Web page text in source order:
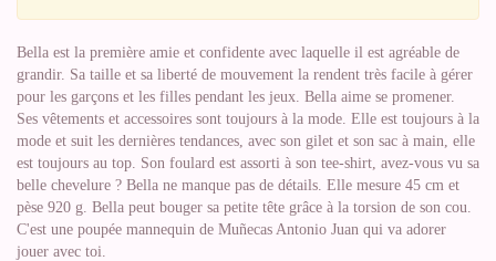
Bella est la première amie et confidente avec laquelle il est agréable de
grandir. Sa taille et sa liberté de mouvement la rendent très facile à gérer
pour les garçons et les filles pendant les jeux. Bella aime se promener.
Ses vêtements et accessoires sont toujours à la mode. Elle est toujours à la
mode et suit les dernières tendances, avec son gilet et son sac à main, elle
est toujours au top. Son foulard est assorti à son tee-shirt, avez-vous vu sa
belle chevelure ? Bella ne manque pas de détails. Elle mesure 45 cm et
pèse 920 g. Bella peut bouger sa petite tête grâce à la torsion de son cou.
C'est une poupée mannequin de Muñecas Antonio Juan qui va adorer
jouer avec toi.